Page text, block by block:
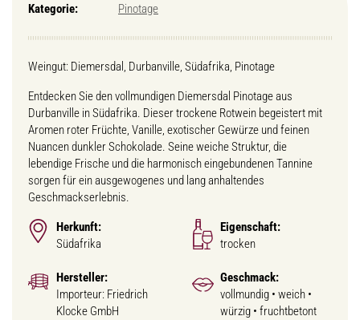
Kategorie:
Pinotage
Weingut: Diemersdal, Durbanville, Südafrika, Pinotage
Entdecken Sie den vollmundigen Diemersdal Pinotage aus
Durbanville in Südafrika. Dieser trockene Rotwein begeistert mit
Aromen roter Früchte, Vanille, exotischer Gewürze und feinen
Nuancen dunkler Schokolade. Seine weiche Struktur, die
lebendige Frische und die harmonisch eingebundenen Tannine
sorgen für ein ausgewogenes und lang anhaltendes
Geschmackserlebnis.
Herkunft:
Südafrika
Eigenschaft:
trocken
Hersteller:
Importeur: Friedrich
Klocke GmbH
Geschmack:
vollmundig • weich •
würzig • fruchtbetont